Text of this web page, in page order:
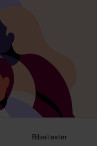
Bibeltexter